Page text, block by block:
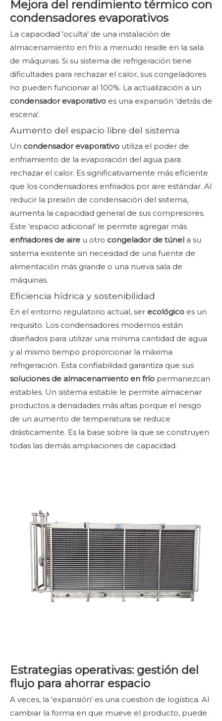
Mejora del rendimiento térmico con
condensadores evaporativos
La capacidad 'oculta' de una instalación de
almacenamiento en frío a menudo reside en la sala
de máquinas. Si su sistema de refrigeración tiene
dificultades para rechazar el calor, sus congeladores
no pueden funcionar al 100%. La actualización a un
condensador evaporativo es una expansión 'detrás de
escena'.
Aumento del espacio libre del sistema
Un condensador evaporativo utiliza el poder de
enfriamiento de la evaporación del agua para
rechazar el calor. Es significativamente más eficiente
que los condensadores enfriados por aire estándar. Al
reducir la presión de condensación del sistema,
aumenta la capacidad general de sus compresores.
Este 'espacio adicional' le permite agregar más
enfriadores de aire u otro congelador de túnel a su
sistema existente sin necesidad de una fuente de
alimentación más grande o una nueva sala de
máquinas.
Eficiencia hídrica y sostenibilidad
En el entorno regulatorio actual, ser ecológico es un
requisito. Los condensadores modernos están
diseñados para utilizar una mínima cantidad de agua
y al mismo tiempo proporcionar la máxima
refrigeración. Esta confiabilidad garantiza que sus
soluciones de almacenamiento en frío permanezcan
estables. Un sistema estable le permite almacenar
productos a densidades más altas porque el riesgo
de un aumento de temperatura se reduce
drásticamente. Es la base sobre la que se construyen
todas las demás ampliaciones de capacidad.
Estrategias operativas: gestión del
flujo para ahorrar espacio
A veces, la 'expansión' es una cuestión de logística. Al
cambiar la forma en que mueve el producto, puede